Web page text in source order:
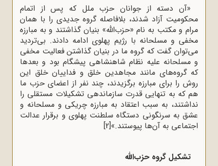
«آن دسته از جوانان حزب ملل که پس از اتمام
محکومیت آزاد شدند، بلافاصله گروه جدیدی را با همان
مرام و مکتب به نام «حزب‌الله» بنیان گذاشتند و به مبارزه
مخفی و مسلحانه با رژیم پهلوی ادامه دادند. بی‌تردید
می‌توان گفت که گروه ما در بنیان گذاشتن فعالیت مخفی
و مسلحانه علیه نظام شاهنشاهی پیشگام بود و بعدها
که گروه‌های مانند مجاهدین خلق و فداییان خلق این
روش را برای مبارزه برگزیدند، چند نفر از اعضای حزب ما
هم که به تنهایی قدرت سازماندهی تشکیلات مستقلی را
نداشتند، به سبب اعتقاد به مبارزه چریکی و مسلحانه و
عشق به سرنگونی دستگاه سلطنت پهلوی و برقرار عدالت
اجتماعی به آن‌ها پیوستند.»[2]
تشکیل گروه حزب‌الله